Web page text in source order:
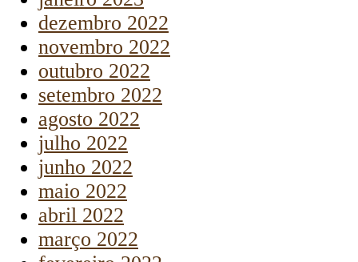
dezembro 2022
novembro 2022
outubro 2022
setembro 2022
agosto 2022
julho 2022
junho 2022
maio 2022
abril 2022
março 2022